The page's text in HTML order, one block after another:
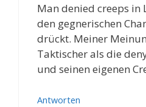
Man denied creeps in
den gegnerischen
drückt. Meiner
Taktischer als die
und seinen eigenen
Antworten